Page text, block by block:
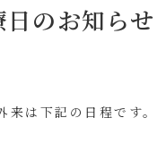
のお知らせ
は下記の日程です。